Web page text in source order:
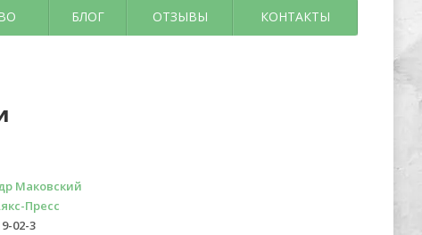
БЛОГ ОТЗЫВЫ КОНТАКТЫ
Маковский
Пресс
02-3